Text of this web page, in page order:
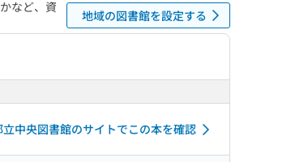
など、資
地域の図書館を設定する
中央図書館のサイトでこの本を確認